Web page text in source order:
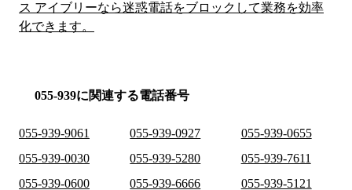
ス アイブリーなら迷惑電話をブロックして業務を効率
化できます。
055-939に関連する電話番号
055-939-9061 055-939-0927
055-939-0655
055-939-0030
055-939-5280
055-939-7611
055-939-0600
055-939-6666 055-939-5121